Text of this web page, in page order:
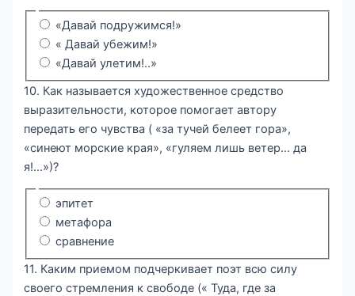
«Давай подружимся!»
« Давай убежим!»
«Давай улетим!..»
10. Как называется художественное средство
выразительности, которое помогает автору
передать его чувства ( «за тучей белеет гора»,
«синеют морские края», «гуляем лишь ветер… да
я!…»)?
эпитет
метафора
сравнение
11. Каким приемом подчеркивает поэт всю силу
своего стремления к свободе (« Туда, где за